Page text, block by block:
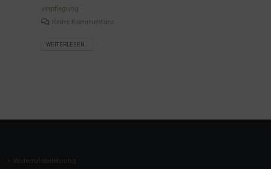
verpflegung
Keine Kommentare
WEITERLESEN...
Widerrufsbelehrung